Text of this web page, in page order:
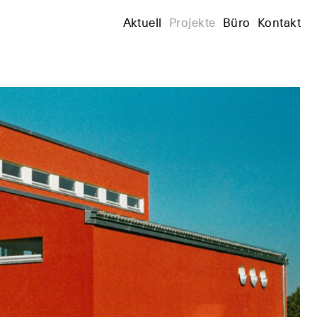
Aktuell Projekte Büro Kontakt
+